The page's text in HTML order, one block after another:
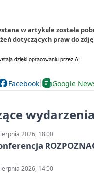
w artykule została
dotyczących praw do
Facebook Google
wydarzenia
2026, 18:00
2026, 14:00